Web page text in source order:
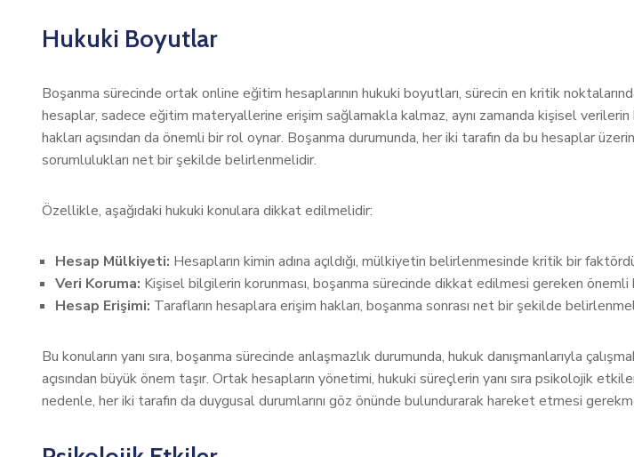
Hukuki Boyutlar
Boşanma sürecinde ortak online eğitim hesaplarının hukuki boyutları, sürecin en kritik
hesaplar, sadece eğitim materyallerine erişim sağlamakla kalmaz, aynı zamanda kişisel
hakları açısından da önemli bir rol oynar. Boşanma durumunda, her iki tarafın da bu hesaplar
sorumlulukları net bir şekilde belirlenmelidir.
Özellikle, aşağıdaki hukuki konulara dikkat edilmelidir:
Hesap Mülkiyeti: Hesapların kimin adına açıldığı, mülkiyetin belirlenmesinde kritik bir
Veri Koruma: Kişisel bilgilerin korunması, boşanma sürecinde dikkat edilmesi gereken önemli
Hesap Erişimi: Tarafların hesaplara erişim hakları, boşanma sonrası net bir şekilde
Bu konuların yanı sıra, boşanma sürecinde anlaşmazlık durumunda, hukuk danışmanlarıyla
açısından büyük önem taşır. Ortak hesapların yönetimi, hukuki süreçlerin yanı sıra psikolojik
nedenle, her iki tarafın da duygusal durumlarını göz önünde bulundurarak hareket etmesi